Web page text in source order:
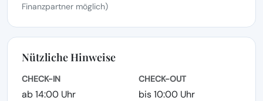
Finanzpartner möglich)
Nützliche Hinweise
CHECK-IN
ab 14:00 Uhr
CHECK-OUT
bis 10:00 Uhr